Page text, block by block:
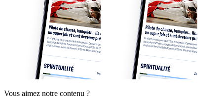
Vous aimez notre contenu ?